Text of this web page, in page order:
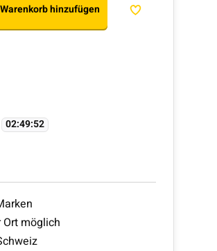
hinzufügen
02:49:51
möglich